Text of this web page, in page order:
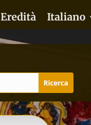
Eredità Italiano